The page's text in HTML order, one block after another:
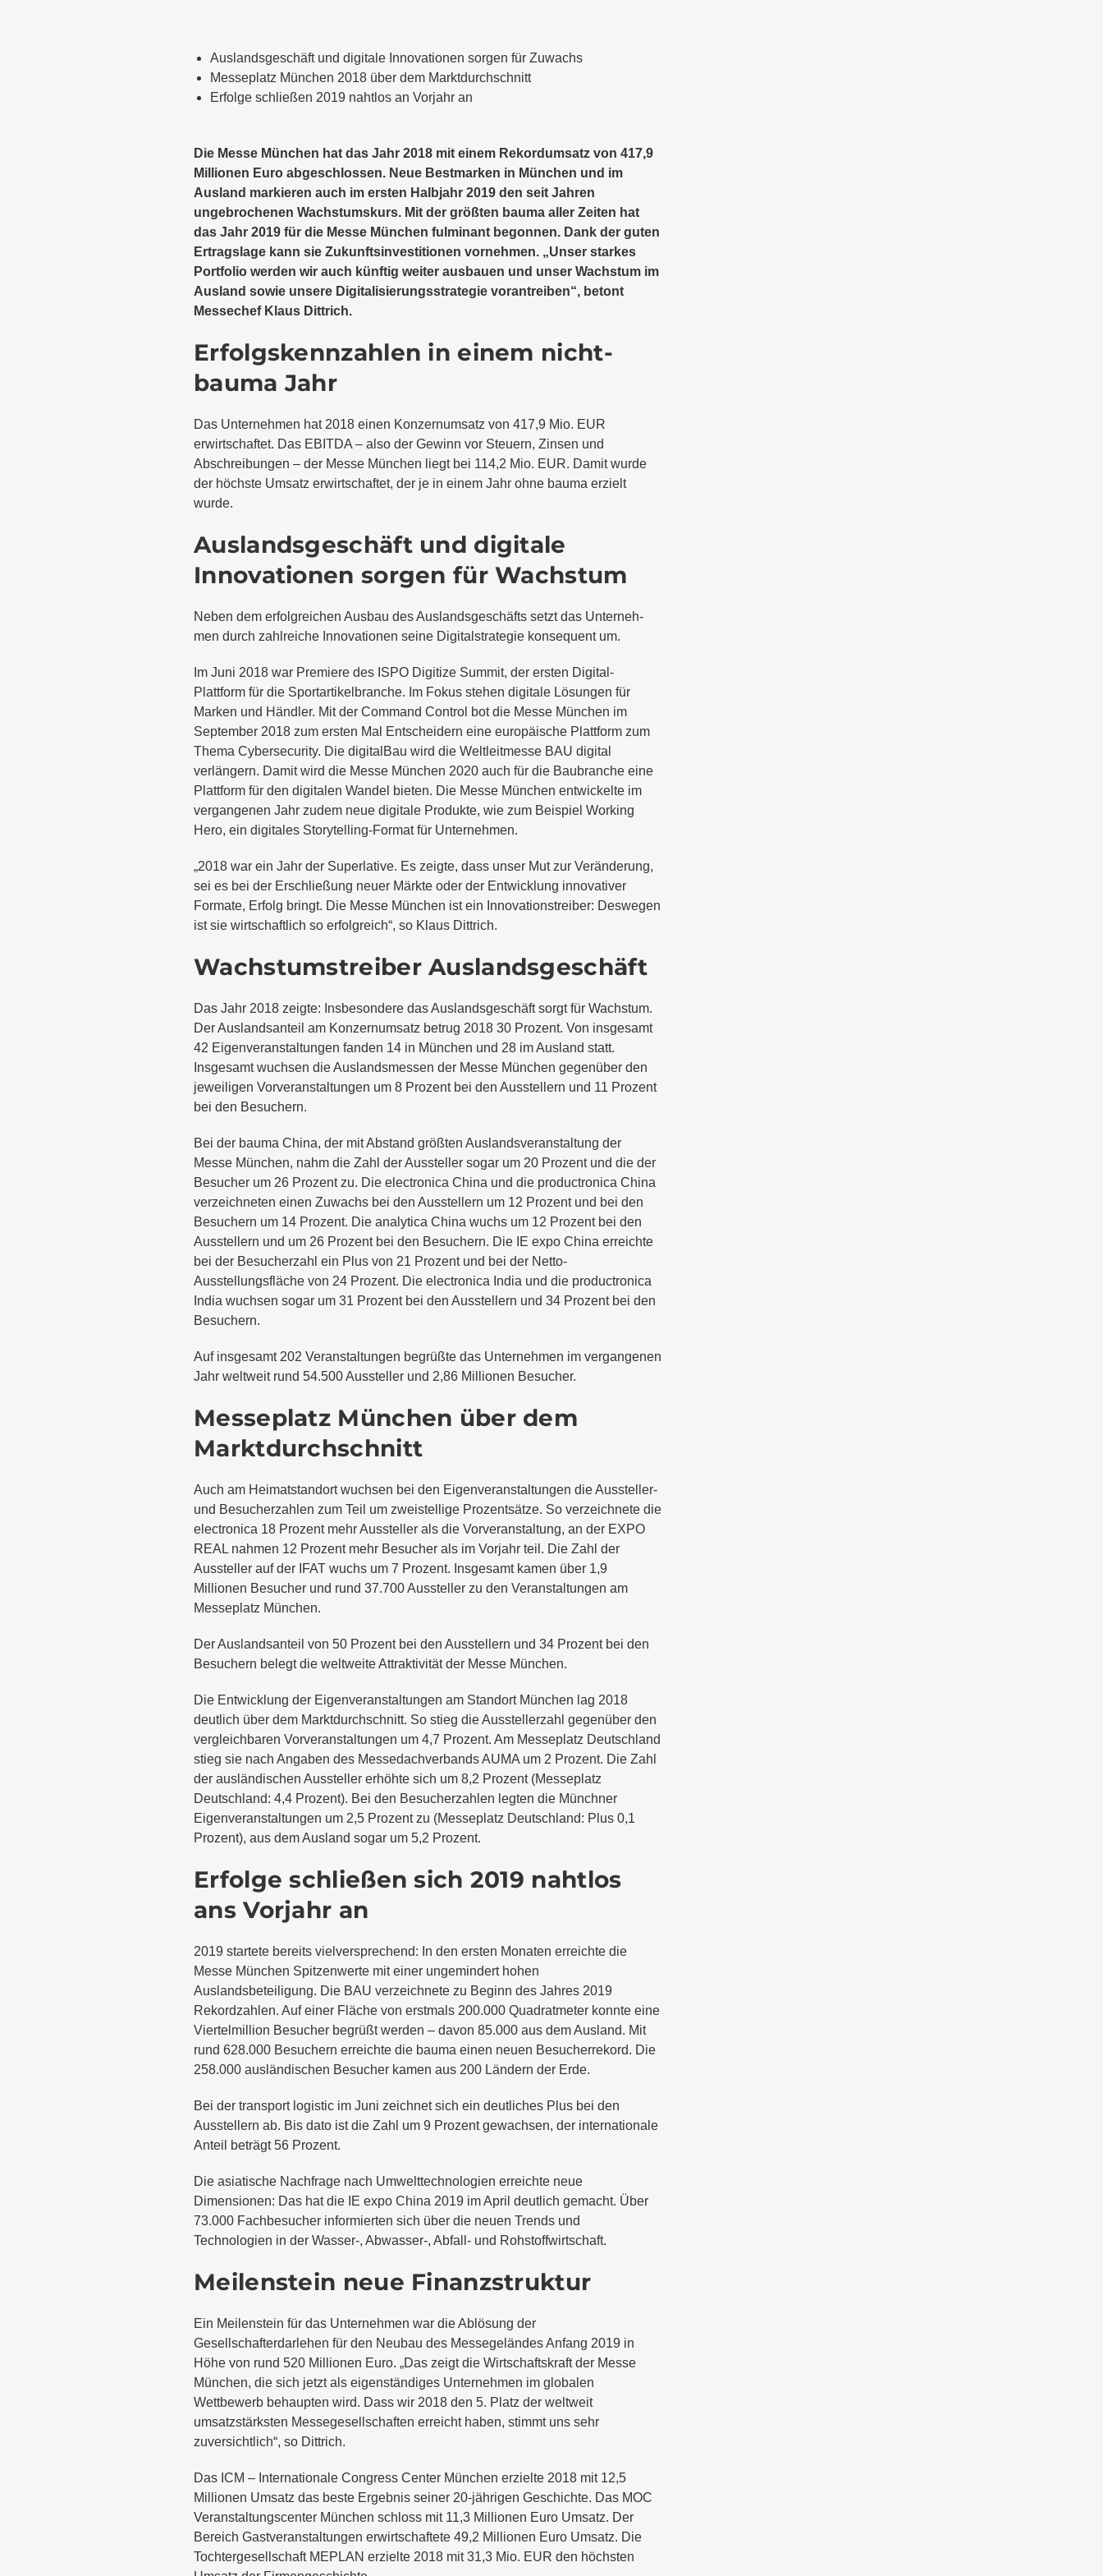
Auslandsgeschäft und digitale Innovationen sorgen für Zuwachs
Messeplatz München 2018 über dem Marktdurchschnitt
Erfolge schließen 2019 nahtlos an Vorjahr an
Die Messe München hat das Jahr 2018 mit einem Rekordumsatz von 417,9
Millionen Euro abgeschlossen. Neue Bestmarken in München und im
Ausland markieren auch im ersten Halbjahr 2019 den seit Jahren
ungebrochenen Wachstumskurs. Mit der größten bauma aller Zeiten hat
das Jahr 2019 für die Messe München fulminant begonnen. Dank der guten
Ertragslage kann sie Zukunftsinvestitionen vornehmen. „Unser starkes
Portfolio werden wir auch künftig weiter ausbauen und unser Wachstum im
Ausland sowie unsere Digitalisierungsstrategie vorantreiben“, betont
Messechef Klaus Dittrich.
Erfolgskennzahlen in einem nicht-
bauma Jahr
Das Unternehmen hat 2018 einen Konzernumsatz von 417,9 Mio. EUR
erwirtschaftet. Das EBITDA – also der Gewinn vor Steuern, Zinsen und
Abschreibungen – der Messe München liegt bei 114,2 Mio. EUR. Damit wurde
der höchste Umsatz erwirtschaftet, der je in einem Jahr ohne bauma erzielt
wurde.
Auslandsgeschäft und digitale
Innovationen sorgen für Wachstum
Neben dem erfolgreichen Ausbau des Auslandsgeschäfts setzt das Unterneh-
men durch zahlreiche Innovationen seine Digitalstrategie konsequent um.
Im Juni 2018 war Premiere des ISPO Digitize Summit, der ersten Digital-
Plattform für die Sportartikelbranche. Im Fokus stehen digitale Lösungen für
Marken und Händler. Mit der Command Control bot die Messe München im
September 2018 zum ersten Mal Entscheidern eine europäische Plattform zum
Thema Cybersecurity. Die digitalBau wird die Weltleitmesse BAU digital
verlängern. Damit wird die Messe München 2020 auch für die Baubranche eine
Plattform für den digitalen Wandel bieten. Die Messe München entwickelte im
vergangenen Jahr zudem neue digitale Produkte, wie zum Beispiel Working
Hero, ein digitales Storytelling-Format für Unternehmen.
„2018 war ein Jahr der Superlative. Es zeigte, dass unser Mut zur Veränderung,
sei es bei der Erschließung neuer Märkte oder der Entwicklung innovativer
Formate, Erfolg bringt. Die Messe München ist ein Innovationstreiber: Deswegen
ist sie wirtschaftlich so erfolgreich“, so Klaus Dittrich.
Wachstumstreiber Auslandsgeschäft
Das Jahr 2018 zeigte: Insbesondere das Auslandsgeschäft sorgt für Wachstum.
Der Auslandsanteil am Konzernumsatz betrug 2018 30 Prozent. Von insgesamt
42 Eigenveranstaltungen fanden 14 in München und 28 im Ausland statt.
Insgesamt wuchsen die Auslandsmessen der Messe München gegenüber den
jeweiligen Vorveranstaltungen um 8 Prozent bei den Ausstellern und 11 Prozent
bei den Besuchern.
Bei der bauma China, der mit Abstand größten Auslandsveranstaltung der
Messe München, nahm die Zahl der Aussteller sogar um 20 Prozent und die der
Besucher um 26 Prozent zu. Die electronica China und die productronica China
verzeichneten einen Zuwachs bei den Ausstellern um 12 Prozent und bei den
Besuchern um 14 Prozent. Die analytica China wuchs um 12 Prozent bei den
Ausstellern und um 26 Prozent bei den Besuchern. Die IE expo China erreichte
bei der Besucherzahl ein Plus von 21 Prozent und bei der Netto-
Ausstellungsfläche von 24 Prozent. Die electronica India und die productronica
India wuchsen sogar um 31 Prozent bei den Ausstellern und 34 Prozent bei den
Besuchern.
Auf insgesamt 202 Veranstaltungen begrüßte das Unternehmen im vergangenen
Jahr weltweit rund 54.500 Aussteller und 2,86 Millionen Besucher.
Messeplatz München über dem
Marktdurchschnitt
Auch am Heimatstandort wuchsen bei den Eigenveranstaltungen die Aussteller-
und Besucherzahlen zum Teil um zweistellige Prozentsätze. So verzeichnete die
electronica 18 Prozent mehr Aussteller als die Vorveranstaltung, an der EXPO
REAL nahmen 12 Prozent mehr Besucher als im Vorjahr teil. Die Zahl der
Aussteller auf der IFAT wuchs um 7 Prozent. Insgesamt kamen über 1,9
Millionen Besucher und rund 37.700 Aussteller zu den Veranstaltungen am
Messeplatz München.
Der Auslandsanteil von 50 Prozent bei den Ausstellern und 34 Prozent bei den
Besuchern belegt die weltweite Attraktivität der Messe München.
Die Entwicklung der Eigenveranstaltungen am Standort München lag 2018
deutlich über dem Marktdurchschnitt. So stieg die Ausstellerzahl gegenüber den
vergleichbaren Vorveranstaltungen um 4,7 Prozent. Am Messeplatz Deutschland
stieg sie nach Angaben des Messedachverbands AUMA um 2 Prozent. Die Zahl
der ausländischen Aussteller erhöhte sich um 8,2 Prozent (Messeplatz
Deutschland: 4,4 Prozent). Bei den Besucherzahlen legten die Münchner
Eigenveranstaltungen um 2,5 Prozent zu (Messeplatz Deutschland: Plus 0,1
Prozent), aus dem Ausland sogar um 5,2 Prozent.
Erfolge schließen sich 2019 nahtlos
ans Vorjahr an
2019 startete bereits vielversprechend: In den ersten Monaten erreichte die
Messe München Spitzenwerte mit einer ungemindert hohen
Auslandsbeteiligung. Die BAU verzeichnete zu Beginn des Jahres 2019
Rekordzahlen. Auf einer Fläche von erstmals 200.000 Quadratmeter konnte eine
Viertelmillion Besucher begrüßt werden – davon 85.000 aus dem Ausland. Mit
rund 628.000 Besuchern erreichte die bauma einen neuen Besucherrekord. Die
258.000 ausländischen Besucher kamen aus 200 Ländern der Erde.
Bei der transport logistic im Juni zeichnet sich ein deutliches Plus bei den
Ausstellern ab. Bis dato ist die Zahl um 9 Prozent gewachsen, der internationale
Anteil beträgt 56 Prozent.
Die asiatische Nachfrage nach Umwelttechnologien erreichte neue
Dimensionen: Das hat die IE expo China 2019 im April deutlich gemacht. Über
73.000 Fachbesucher informierten sich über die neuen Trends und
Technologien in der Wasser-, Abwasser-, Abfall- und Rohstoffwirtschaft.
Meilenstein neue Finanzstruktur
Ein Meilenstein für das Unternehmen war die Ablösung der
Gesellschafterdarlehen für den Neubau des Messegeländes Anfang 2019 in
Höhe von rund 520 Millionen Euro. „Das zeigt die Wirtschaftskraft der Messe
München, die sich jetzt als eigenständiges Unternehmen im globalen
Wettbewerb behaupten wird. Dass wir 2018 den 5. Platz der weltweit
umsatzstärksten Messegesellschaften erreicht haben, stimmt uns sehr
zuversichtlich“, so Dittrich.
Das ICM – Internationale Congress Center München erzielte 2018 mit 12,5
Millionen Umsatz das beste Ergebnis seiner 20-jährigen Geschichte. Das MOC
Veranstaltungscenter München schloss mit 11,3 Millionen Euro Umsatz. Der
Bereich Gastveranstaltungen erwirtschaftete 49,2 Millionen Euro Umsatz. Die
Tochtergesellschaft MEPLAN erzielte 2018 mit 31,3 Mio. EUR den höchsten